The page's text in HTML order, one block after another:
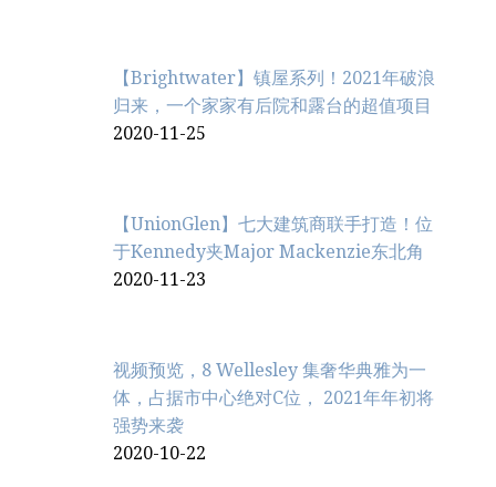
【Brightwater】镇屋系列！2021年破浪
归来，一个家家有后院和露台的超值项目
2020-11-25
【UnionGlen】七大建筑商联手打造！位
于Kennedy夹Major Mackenzie东北角
2020-11-23
视频预览，8 Wellesley 集奢华典雅为一
体，占据市中心绝对C位， 2021年年初将
强势来袭
2020-10-22